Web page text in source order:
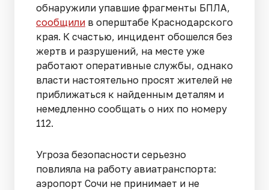
обнаружили упавшие фрагменты БПЛА,
сообщили в оперштабе Краснодарского
края. К счастью, инцидент обошелся без
жертв и разрушений, на месте уже
работают оперативные службы, однако
власти настоятельно просят жителей не
приближаться к найденным деталям и
немедленно сообщать о них по номеру
112.
Угроза безопасности серьезно
повлияла на работу авиатранспорта:
аэропорт Сочи не принимает и не